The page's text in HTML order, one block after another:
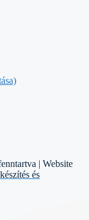
| Website
és